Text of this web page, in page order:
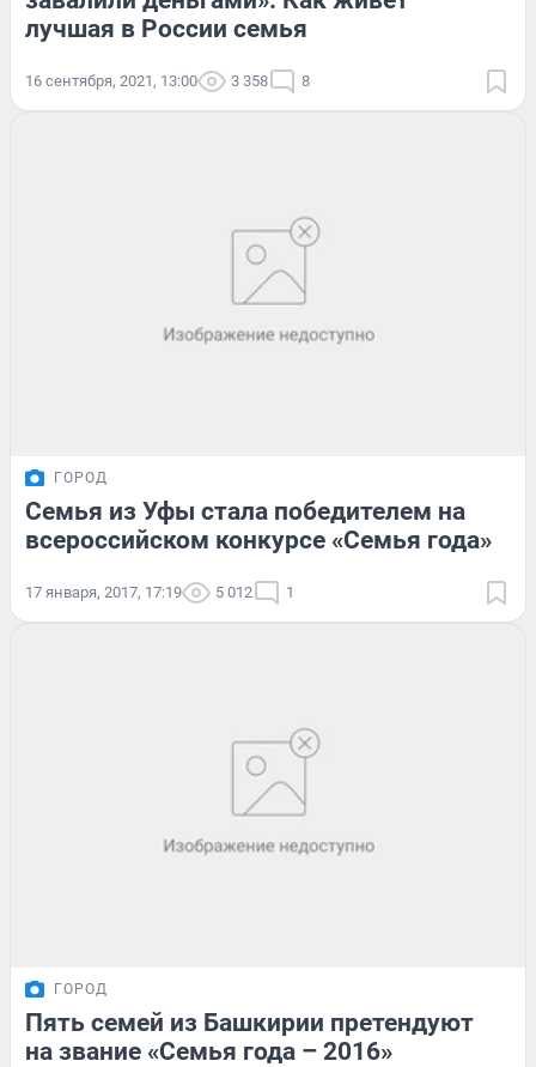
лучшая в России семья
16 сентября, 2021, 13:00 3 358 8
ГОРОД
Семья из Уфы стала победителем на
всероссийском конкурсе «Семья года»
17 января, 2017, 17:19 5 012 1
ГОРОД
Пять семей из Башкирии претендуют
на звание «Семья года – 2016»